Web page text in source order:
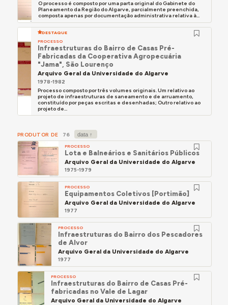
O processo é composto por uma parta original do Gabinete do
Planeamento da Região do Algarve, parcialmente preenchida,
composta apenas por documentação administrativa relativa à...
DESTAQUE
PROCESSO
Infraestruturas do Bairro de Casas Pré-
Fabricadas da Cooperativa Agropecuária
"Jama", São Lourenço
Arquivo Geral da Universidade do Algarve
1978-1982
Processo composto por três volumes originais. Um relativo ao
projeto de infraestruturas de saneamento e de arruamento,
constituído por peças escritas e desenhadas; Outro relativo ao
projeto de...
PRODUTOR DE 76
PROCESSO
Lota e Balneários e Sanitários Públicos
Arquivo Geral da Universidade do Algarve
1975-1979
PROCESSO
Equipamentos Coletivos [Portimão]
Arquivo Geral da Universidade do Algarve
1977
PROCESSO
Infraestruturas do Bairro dos Pescadores
de Alvor
Arquivo Geral da Universidade do Algarve
1977
PROCESSO
Infraestruturas do Bairro de Casas Pré-
fabricadas no Vale de Lagar
Arquivo Geral da Universidade do Algarve